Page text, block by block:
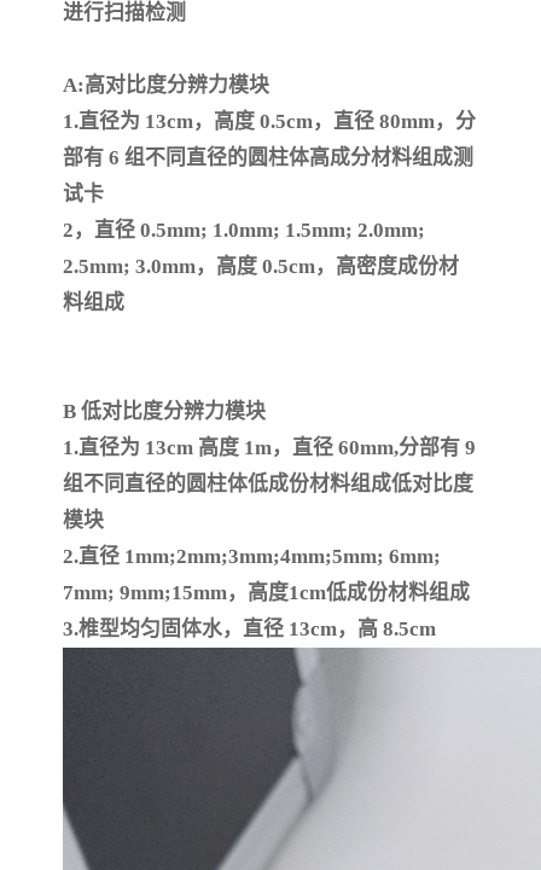
进行扫描检测
A:高对比度分辨力模块
1.直径为 13cm，高度 0.5cm，直径 80mm，分
部有 6 组不同直径的圆柱体高成分材料组成测
试卡
2，直径 0.5mm; 1.0mm; 1.5mm; 2.0mm;
2.5mm; 3.0mm，高度 0.5cm，高密度成份材
料组成
B 低对比度分辨力模块
1.直径为 13cm 高度 1m，直径 60mm,分部有 9
组不同直径的圆柱体低成份材料组成低对比度
模块
2.直径 1mm;2mm;3mm;4mm;5mm; 6mm;
7mm; 9mm;15mm，高度1cm低成份材料组成
3.椎型均匀固体水，直径 13cm，高 8.5cm